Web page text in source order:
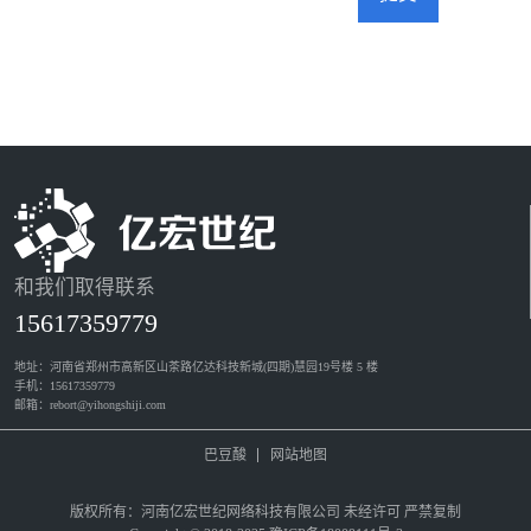
和我们取得联系
15617359779
地址：河南省郑州市高新区山茶路亿达科技新城(四期)慧园19号楼 5 楼
手机：15617359779
邮箱：rebort@yihongshiji.com
巴豆酸 网站地图
版权所有：河南亿宏世纪网络科技有限公司 未经许可 严禁复制